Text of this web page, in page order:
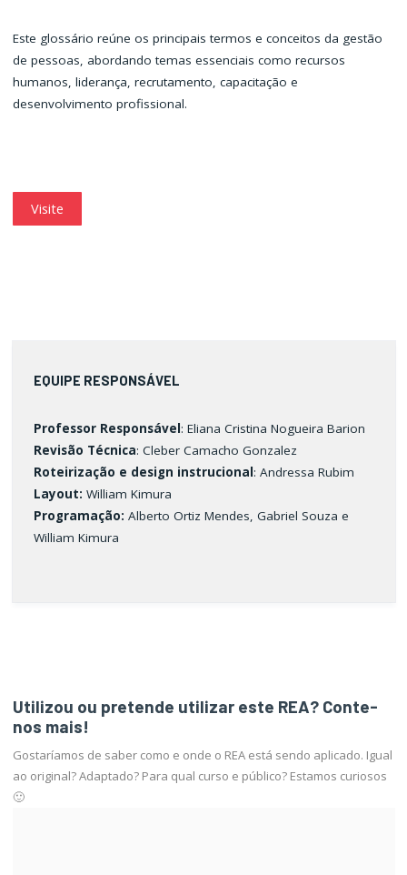
Este glossário reúne os principais termos e conceitos da gestão
de pessoas, abordando temas essenciais como recursos
humanos, liderança, recrutamento, capacitação e
desenvolvimento profissional.
Visite
EQUIPE RESPONSÁVEL
Professor Responsável: Eliana Cristina Nogueira Barion
Revisão Técnica: Cleber Camacho Gonzalez
Roteirização e design instrucional: Andressa Rubim
Layout: William Kimura
Programação: Alberto Ortiz Mendes, Gabriel Souza e
William Kimura
Utilizou ou pretende utilizar este REA? Conte-
nos mais!
Gostaríamos de saber como e onde o REA está sendo aplicado. Igual
ao original? Adaptado? Para qual curso e público? Estamos curiosos
🙂